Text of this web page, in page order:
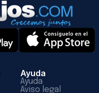
Ayuda
Ayuda
Aviso legal